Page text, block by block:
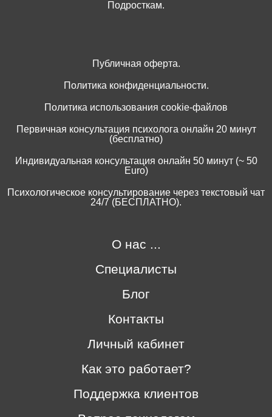
Подросткам.
Публичная оферта.
Политика конфиденциальности.
Политика использования cookie-файлов
Первичная консультация психолога онлайн 20 минут
(бесплатно)
Индивидуальная консультация онлайн 50 минут (~ 50
Euro)
Психологическое консультирование через текстовый чат
24/7 (БЕСПЛАТНО).
О нас ...
Специалисты
Блог
Контакты
Личный кабинет
Как это работает?
Поддержка клиентов